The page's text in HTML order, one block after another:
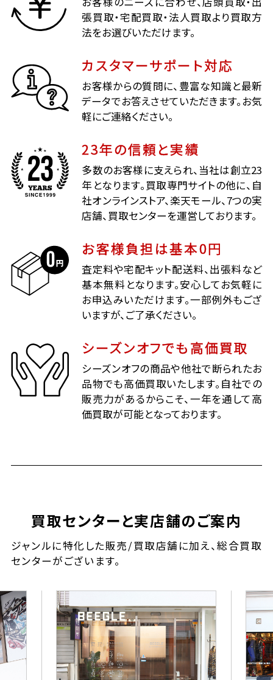
張買取・宅配買取・法人買取より買取方
法をお選びいただけます。
カスタマーサポート対応
お客様からの質問に、豊富な知識と最新
データでお答えさせていただきます。お気
軽にご連絡ください。
23年の信頼と実績
多数のお客様に支えられ、当社は創立23
年となります。買取専門サイトの他に、自
社オンラインストア、楽天モール、7つの実
店舗、買取センターを運営しております。
お客様負担は基本0円
査定料や宅配キット配送料、出張料など
基本無料となります。安心してお気軽に
お申込みいただけます。一部例外もござ
いますが、ご了承ください。
シーズンオフでも高価買取
シーズンオフの商品や他社で断られたお
品物でも高価買取いたします。自社での
販売力があるからこそ、一年を通して高
価買取が可能となっております。
買取センターと実店舗のご案内
ジャンルに特化した販売/買取店舗に加え、総合買取
センターがございます。